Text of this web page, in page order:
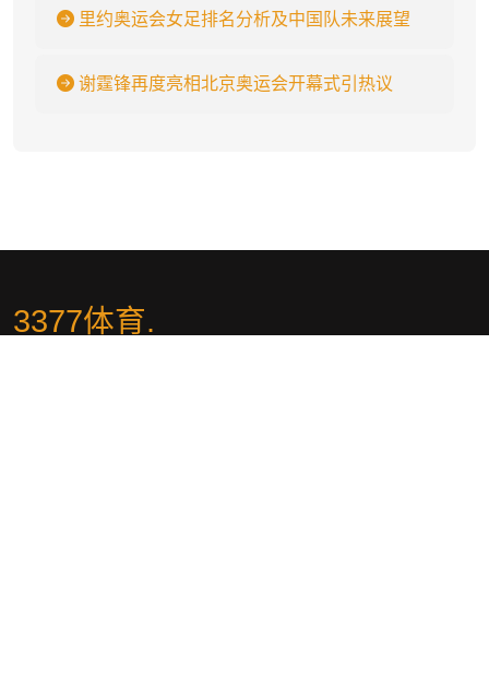
里约奥运会女足排名分析及中国队未来展望
谢霆锋再度亮相北京奥运会开幕式引热议
3377体育.